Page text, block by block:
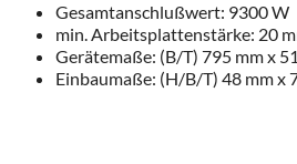
Gesamtanschlußwert: 9300 W
min. Arbeitsplattenstärke: 20
Gerätemaße: (B/T) 795 mm x
Einbaumaße: (H/B/T) 48 mm x